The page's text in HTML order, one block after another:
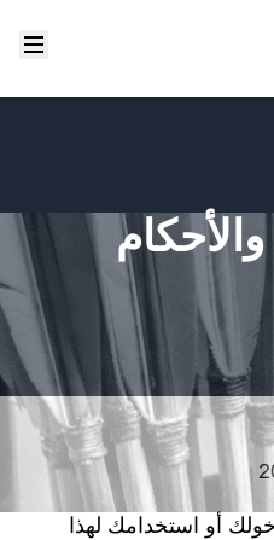
أو استخدامك لهذا